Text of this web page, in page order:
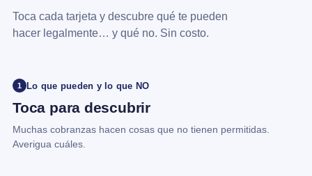
Toca cada tarjeta y descubre qué te pueden
hacer legalmente… y qué no. Sin costo.
1 Lo que pueden y lo que NO
Toca para descubrir
Muchas cobranzas hacen cosas que no tienen permitidas.
Averigua cuáles.